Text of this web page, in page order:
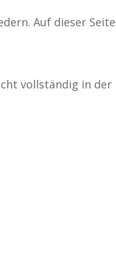
Auf dieser
vollständig in der